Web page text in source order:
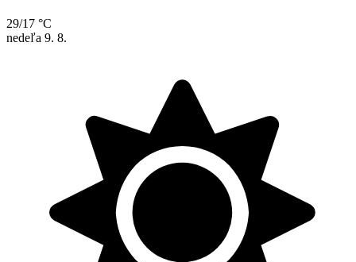
29/17 °C
nedeľa 9. 8.